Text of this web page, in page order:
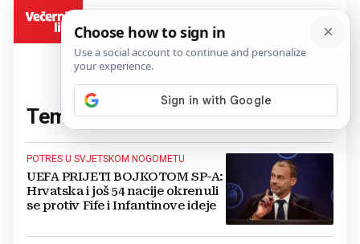
Tema:bojkot(41 članaka)
POTRES U SVJETSKOM NOGOMETU
UEFA PRIJETI BOJKOTOM SP-A:
Hrvatska i još 54 nacije okrenuli
se protiv Fife i Infantinove ideje